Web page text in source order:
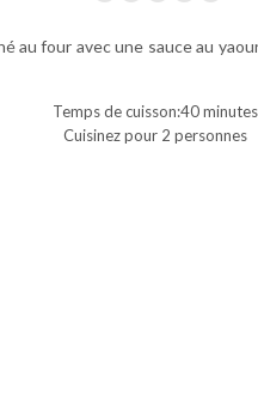
au four avec une sauce au
Temps de cuisson:40 minutes
Cuisinez pour 2 personnes